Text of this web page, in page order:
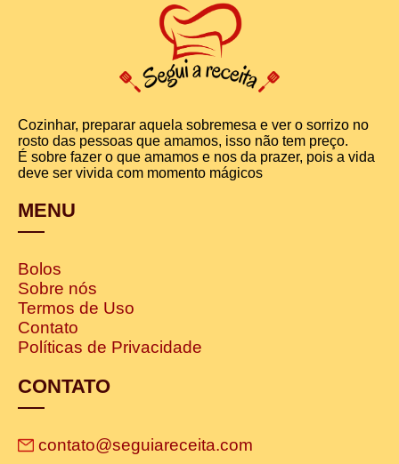
Cozinhar, preparar aquela sobremesa e ver o sorrizo no
rosto das pessoas que amamos, isso não tem preço.
É sobre fazer o que amamos e nos da prazer, pois a vida
deve ser vivida com momento mágicos
MENU
Bolos
Sobre nós
Termos de Uso
Contato
Políticas de Privacidade
CONTATO
contato@seguiareceita.com